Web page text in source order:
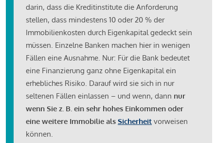
darin, dass die Kreditinstitute die Anforderung
stellen, dass mindestens 10 oder 20 % der
Immobilienkosten durch Eigenkapital gedeckt sein
müssen. Einzelne Banken machen hier in wenigen
Fällen eine Ausnahme. Nur: Für die Bank bedeutet
eine Finanzierung ganz ohne Eigenkapital ein
erhebliches Risiko. Darauf wird sie sich in nur
seltenen Fällen einlassen – und wenn, dann nur
wenn Sie z. B. ein sehr hohes Einkommen oder
eine weitere Immobilie als Sicherheit vorweisen
können.